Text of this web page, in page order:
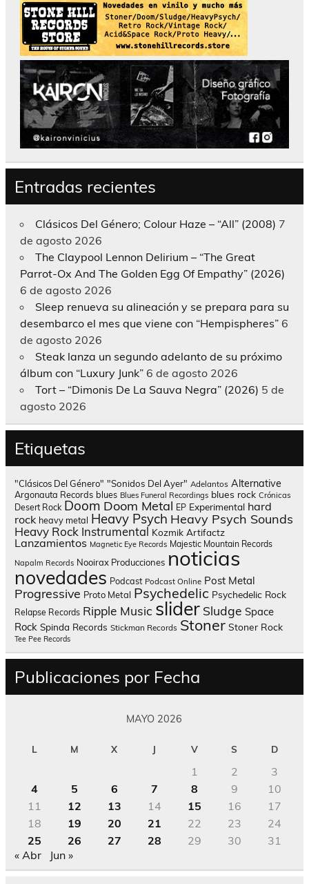
Entradas recientes
Clásicos Del Género; Colour Haze – “All” (2008) 7
de agosto 2026
The Claypool Lennon Delirium – “The Great
Parrot-Ox And The Golden Egg Of Empathy” (2026)
6 de agosto 2026
Sleep renueva su alineación y se prepara para su
desembarco el mes que viene con “Hempispheres” 6
de agosto 2026
Steak lanza un segundo adelanto de su próximo
álbum con “Luxury Junk” 6 de agosto 2026
Tort – “Dimonis De La Sauva Negra” (2026) 5 de
agosto 2026
Etiquetas
"Clásicos Del Género" "Sonidos Del Ayer" Adelantos Alternative
Argonauta Records blues Blues Funeral Recordings blues rock Crónicas
Desert Rock Doom Doom Metal EP Experimental hard
rock heavy metal Heavy Psych Heavy Psych Sounds
Heavy Rock Instrumental Kozmik Artifactz
Lanzamientos Magnetic Eye Records Majestic Mountain Records
Napalm Records Nooirax Producciones noticias
novedades Podcast Podcast Online Post Metal
Progressive Proto Metal Psychedelic Psychedelic Rock
Relapse Records Ripple Music slider Sludge Space
Rock Spinda Records Stickman Records Stoner Stoner Rock
Tee Pee Records
Publicaciones por Fecha
MAYO 2026
L M X J V S D
1 2
3
4
5 6 7 8 9
10
11
12 13 14 15 16
17
18
19 20 21 22 23
24
25
26 27 28 29 30
31
« Abr
Jun »